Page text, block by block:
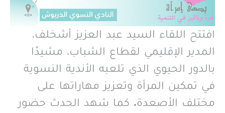
افتتح اللقاء السيد عبد العزيز أشخلف،
المدير الإقليمي لقطاع الشباب، مشيدًا
بالدور الحيوي الذي تلعبه الأندية النسوية
في تمكين المرأة وتعزيز مهاراتها على
مختلف الأصعدة. كما شهد الحدث حضور